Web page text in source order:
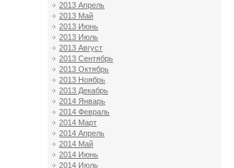
2013 Апрель
2013 Май
2013 Июнь
2013 Июль
2013 Август
2013 Сентябрь
2013 Октябрь
2013 Ноябрь
2013 Декабрь
2014 Январь
2014 Февраль
2014 Март
2014 Апрель
2014 Май
2014 Июнь
2014 Июль